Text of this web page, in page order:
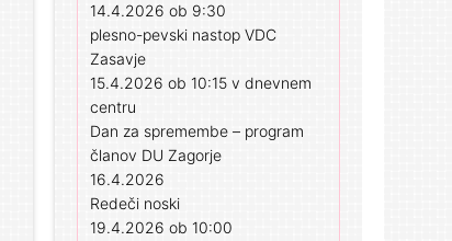
14.4.2026 ob 9:30
plesno-pevski nastop VDC
Zasavje
15.4.2026 ob 10:15 v dnevnem
centru
Dan za spremembe – program
članov DU Zagorje
16.4.2026
Redeči noski
19.4.2026 ob 10:00